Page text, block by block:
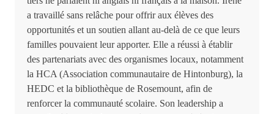
a travaillé sans relâche pour offrir aux élèves des
opportunités et un soutien allant au-delà de ce que leurs
familles pouvaient leur apporter. Elle a réussi à établir
des partenariats avec des organismes locaux, notamment
la HCA (Association communautaire de Hintonburg), la
HEDC et la bibliothèque de Rosemount, afin de
renforcer la communauté scolaire. Son leadership a